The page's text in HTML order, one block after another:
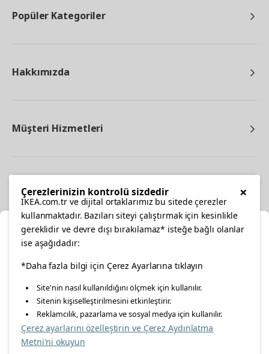
Popüler Kategoriler
Hakkımızda
Müşteri Hizmetleri
facebooktwitterinstagrampinterestyoutube
linkedin
Enerji Politikası Bilgi Güvenliği Politikası
Konumunuzu Seçin
İnternetten vereceğiniz siparişlerinizde size özel hizmet ve
içerikleri görebilmek için lütfen konumuzu seçin.
İl seçiniz
×
Çerezlerinizin kontrolü sizdedir
IKEA.com.tr ve dijital ortaklarımız bu sitede çerezler
kullanmaktadır. Bazıları siteyi çalıştırmak için kesinlikle
gereklidir ve devre dışı bırakılamaz* isteğe bağlı olanlar
ise aşağıdadır:
*Daha fazla bilgi için Çerez Ayarlarına tıklayın
Site'nin nasıl kullanıldığını ölçmek için kullanılır.
Sitenin kişiselleştirilmesini etkinleştirir.
Reklamcılık, pazarlama ve sosyal medya için kullanılır.
Çerez ayarlarını özelleştirin ve Çerez Aydınlatma
Metni'ni okuyun